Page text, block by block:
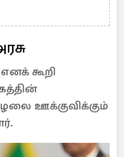
கூறி
ஊக்குவிக்கும்